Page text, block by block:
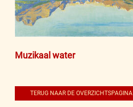
Bericht
Muzikaal water
TERUG NAAR DE OVERZICHTSPAGINA